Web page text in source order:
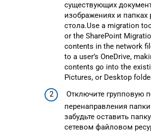
существующих
изображениях и папках
стола.Use a migration
or the SharePoint
contents in the network
to a user’s OneDrive,
contents go into the
Pictures, or Desktop
Отключите групповую
перенаправления
забудьте оставить
сетевом файловом